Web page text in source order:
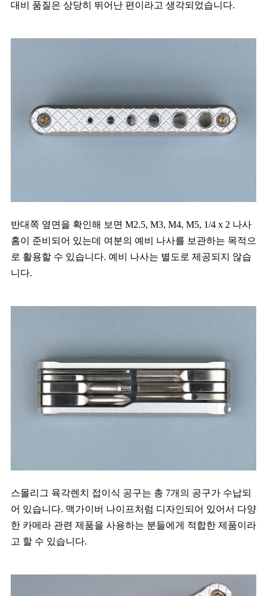
대비 품질은 상당히 뛰어난 편이라고 생각되었습니다.
반대쪽 옆면을 확인해 보면 M2.5, M3, M4, M5, 1/4 x 2 나사
홈이 준비되어 있는데 여분의 예비 나사를 보관하는 목적으
로 활용할 수 있습니다. 예비 나사는 별도로 제공되지 않습
니다.
스몰리그 육각렌치 접이식 공구는 총 7개의 공구가 수납되
어 있습니다. 맥가이버 나이프처럼 디자인되어 있어서 다양
한 카메라 관련 제품을 사용하는 분들에게 적합한 제품이라
고 할 수 있습니다.